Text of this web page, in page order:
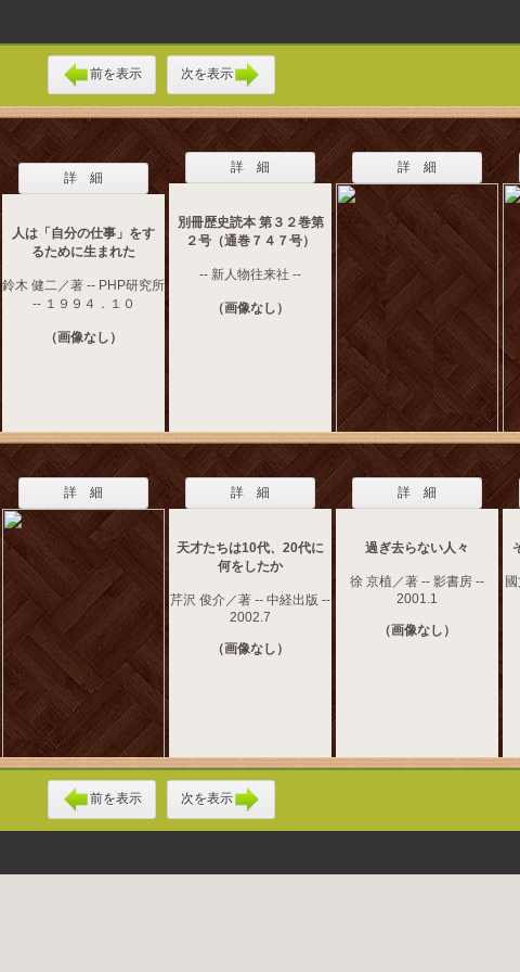
前を表示 次を表示
詳 細
人は「自分の仕事」をす
るために生まれた
鈴木 健二／著 -- PHP研究所
-- １９９４．１０
（画像なし）
詳 細
別冊歴史読本 第３２巻第
２号（通巻７４７号）
-- 新人物往来社 --
（画像なし）
詳 細
詳 細 詳 細
天才たちは10代、20代に
何をしたか
芹沢 俊介／著 -- 中経出版 --
2002.7
（画像なし）
詳 細
過ぎ去らない人々
徐 京植／著 -- 影書房 --
2001.1
（画像なし）
前を表示 次を表示